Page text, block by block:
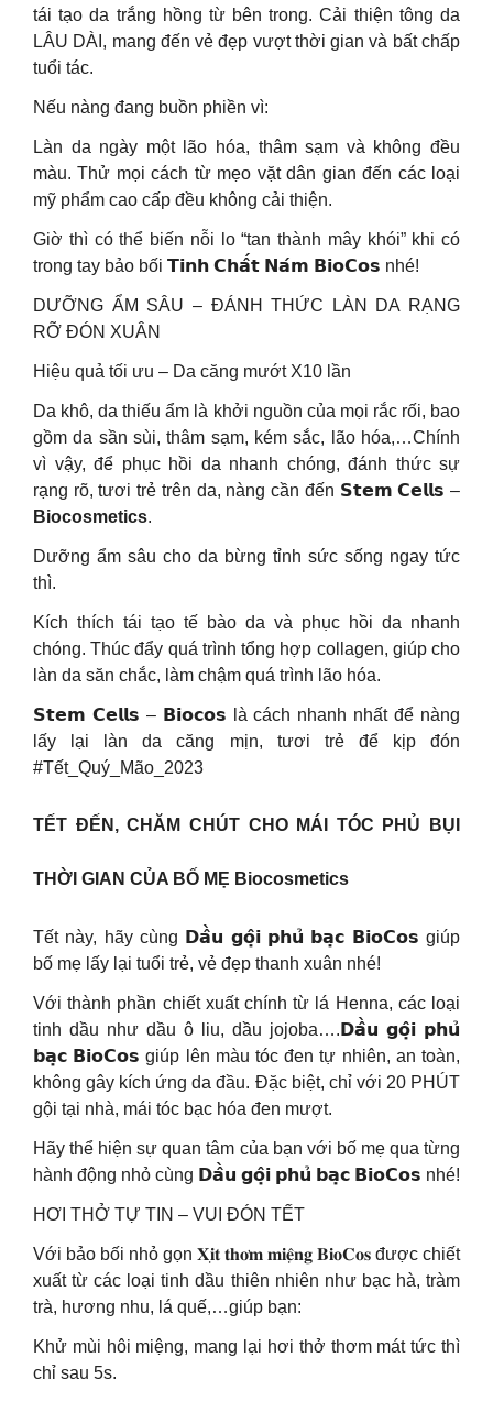
tái tạo da trắng hồng từ bên trong. Cải thiện tông da
LÂU DÀI, mang đến vẻ đẹp vượt thời gian và bất chấp
tuổi tác.
Nếu nàng đang buồn phiền vì:
Làn da ngày một lão hóa, thâm sạm và không đều
màu. Thử mọi cách từ mẹo vặt dân gian đến các loại
mỹ phẩm cao cấp đều không cải thiện.
Giờ thì có thể biến nỗi lo “tan thành mây khói” khi có
trong tay bảo bối 𝗧𝗶𝗻𝗵 𝗖𝗵𝗮̂́𝘁 𝗡𝗮́𝗺 𝗕𝗶𝗼𝗖𝗼𝘀 nhé!
DƯỠNG ẨM SÂU – ĐÁNH THỨC LÀN DA RẠNG
RỠ ĐÓN XUÂN
Hiệu quả tối ưu – Da căng mướt X10 lần
Da khô, da thiếu ẩm là khởi nguồn của mọi rắc rối, bao
gồm da sần sùi, thâm sạm, kém sắc, lão hóa,…Chính
vì vậy, để phục hồi da nhanh chóng, đánh thức sự
rạng rõ, tươi trẻ trên da, nàng cần đến 𝗦𝘁𝗲𝗺 𝗖𝗲𝗹𝗹𝘀 –
Biocosmetics.
Dưỡng ẩm sâu cho da bừng tỉnh sức sống ngay tức
thì.
Kích thích tái tạo tế bào da và phục hồi da nhanh
chóng. Thúc đẩy quá trình tổng hợp collagen, giúp cho
làn da săn chắc, làm chậm quá trình lão hóa.
𝗦𝘁𝗲𝗺 𝗖𝗲𝗹𝗹𝘀 – 𝗕𝗶𝗼𝗰𝗼𝘀 là cách nhanh nhất để nàng
lấy lại làn da căng mịn, tươi trẻ để kịp đón
#Tết_Quý_Mão_2023
TẾT ĐẾN, CHĂM CHÚT CHO MÁI TÓC PHỦ BỤI
THỜI GIAN CỦA BỐ MẸ Biocosmetics
Tết này, hãy cùng 𝗗𝗮̂̀𝘂 𝗴𝗼̣̂𝗶 𝗽𝗵𝘂̉ 𝗯𝗮̣𝗰 𝗕𝗶𝗼𝗖𝗼𝘀 giúp
bố mẹ lấy lại tuổi trẻ, vẻ đẹp thanh xuân nhé!
Với thành phần chiết xuất chính từ lá Henna, các loại
tinh dầu như dầu ô liu, dầu jojoba….𝗗𝗮̂̀𝘂 𝗴𝗼̣̂𝗶 𝗽𝗵𝘂̉
𝗯𝗮̣𝗰 𝗕𝗶𝗼𝗖𝗼𝘀 giúp lên màu tóc đen tự nhiên, an toàn,
không gây kích ứng da đầu. Đặc biệt, chỉ với 20 PHÚT
gội tại nhà, mái tóc bạc hóa đen mượt.
Hãy thể hiện sự quan tâm của bạn với bố mẹ qua từng
hành động nhỏ cùng 𝗗𝗮̂̀𝘂 𝗴𝗼̣̂𝗶 𝗽𝗵𝘂̉ 𝗯𝗮̣𝗰 𝗕𝗶𝗼𝗖𝗼𝘀 nhé!
HƠI THỞ TỰ TIN – VUI ĐÓN TẾT
Với bảo bối nhỏ gọn 𝐗𝐢̣𝐭 𝐭𝐡𝐨̛𝐦 𝐦𝐢𝐞̣̂𝐧𝐠 𝐁𝐢𝐨𝐂𝐨𝐬 được chiết
xuất từ các loại tinh dầu thiên nhiên như bạc hà, tràm
trà, hương nhu, lá quế,…giúp bạn:
Khử mùi hôi miệng, mang lại hơi thở thơm mát tức thì
chỉ sau 5s.